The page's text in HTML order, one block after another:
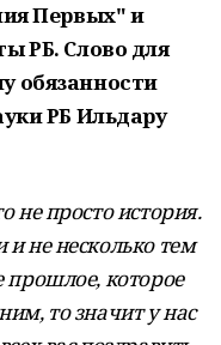
Первых" и
РБ. Слово для
обязанности
РБ Ильдару
не просто история.
и не несколько тем
прошлое, которое
то значит у нас